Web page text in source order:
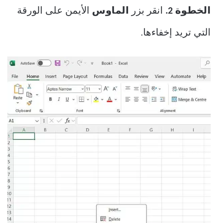
الخطوة 2. انقر بزر الماوس الأيمن على الورقة
التي تريد إخفاءها.